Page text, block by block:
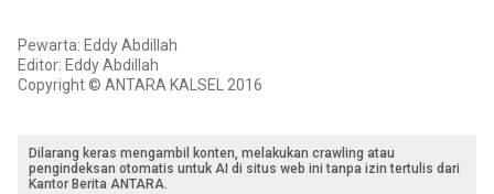
Pewarta: Eddy Abdillah
Editor: Eddy Abdillah
Copyright © ANTARA KALSEL 2016
Dilarang keras mengambil konten, melakukan crawling atau
pengindeksan otomatis untuk AI di situs web ini tanpa izin tertulis dari
Kantor Berita ANTARA.